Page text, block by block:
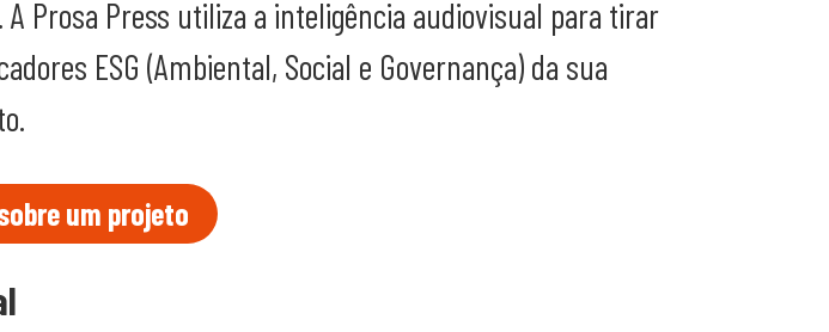
Prosa Press utiliza a inteligência audiovisual para tirar
ESG (Ambiental, Social e Governança) da sua
um projeto